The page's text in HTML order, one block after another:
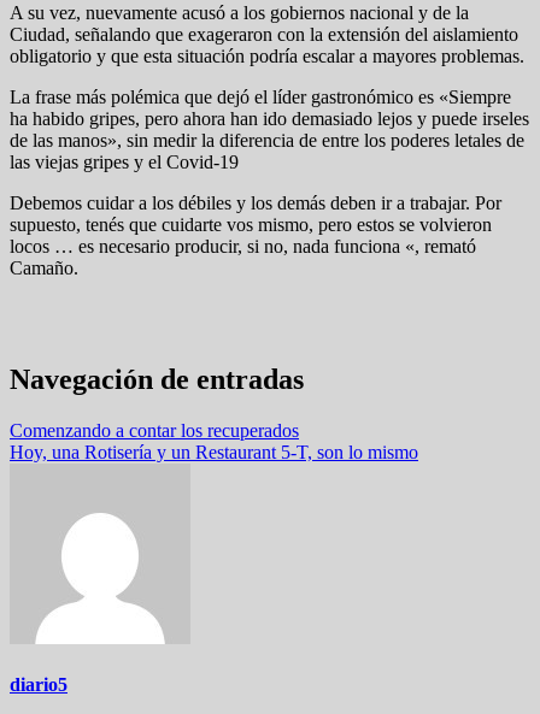
A su vez, nuevamente acusó a los gobiernos nacional y de la
Ciudad, señalando que exageraron con la extensión del aislamiento
obligatorio y que esta situación podría escalar a mayores problemas.
La frase más polémica que dejó el líder gastronómico es «Siempre
ha habido gripes, pero ahora han ido demasiado lejos y puede irseles
de las manos», sin medir la diferencia de entre los poderes letales de
las viejas gripes y el Covid-19
Debemos cuidar a los débiles y los demás deben ir a trabajar. Por
supuesto, tenés que cuidarte vos mismo, pero estos se volvieron
locos … es necesario producir, si no, nada funciona «, remató
Camaño.
Navegación de entradas
Comenzando a contar los recuperados
Hoy, una Rotisería y un Restaurant 5-T, son lo mismo
diario5